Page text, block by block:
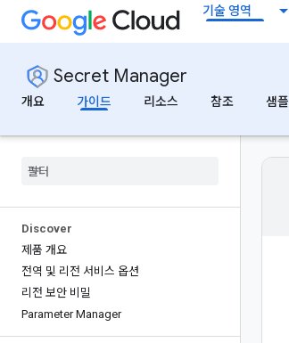
기술 영역
Secret Manager
개요
가이드 리소스 참조 샘플
Discover
제품 개요
전역 및 리전 서비스 옵션
리전 보안 비밀
Parameter Manager